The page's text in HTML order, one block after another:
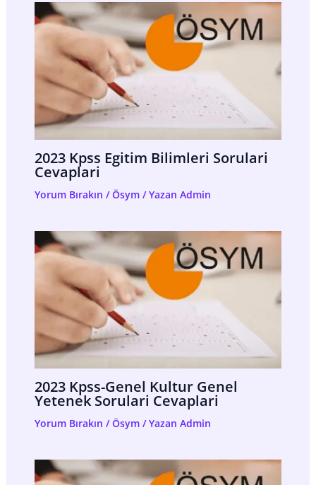
2023 Kpss Egitim Bilimleri Sorulari
Cevaplari
Yorum Bırakın /Ösym/ Yazan Admin
2023 Kpss-Genel Kultur Genel
Yetenek Sorulari Cevaplari
Yorum Bırakın /Ösym/ Yazan Admin